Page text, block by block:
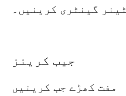
گینٹری کرینیں۔
جیب کرینز
مفت کھڑے جب کرینیں